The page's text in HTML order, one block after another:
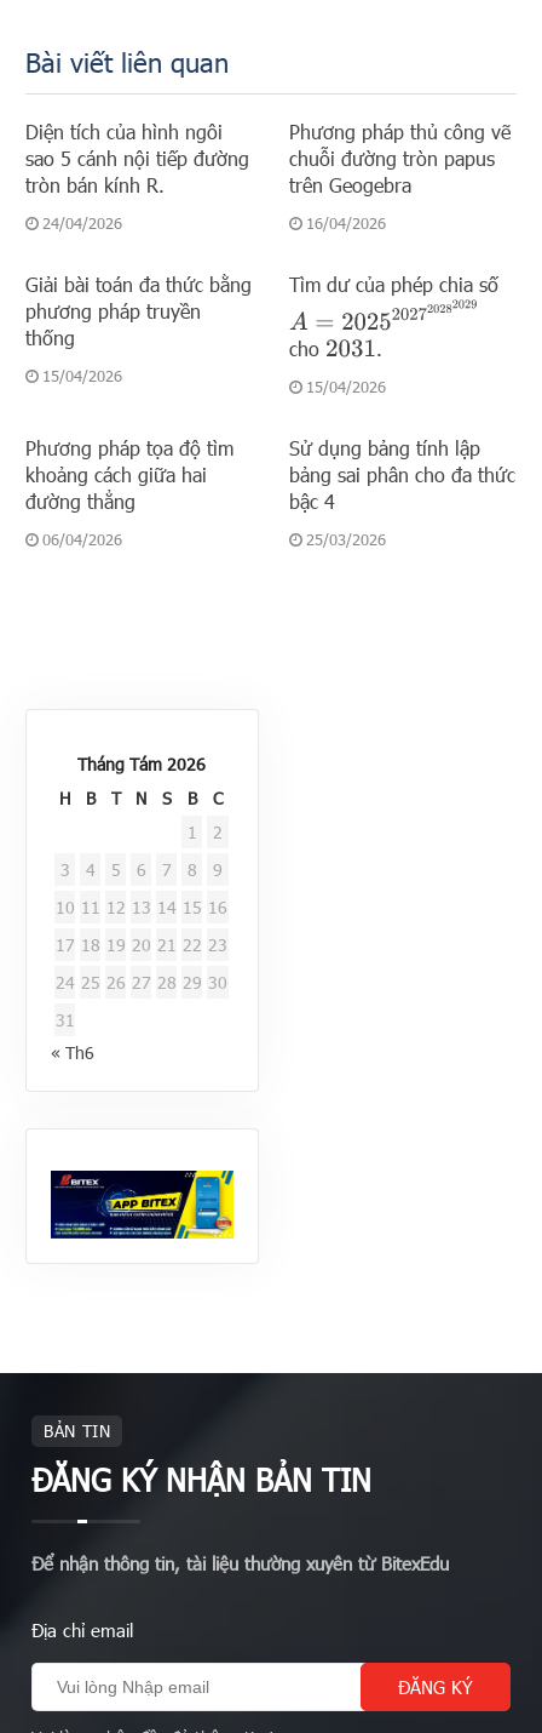
Bài viết liên quan
Diện tích của hình ngôi
sao 5 cánh nội tiếp đường
tròn bán kính R.
24/04/2026
Phương pháp thủ công vẽ
chuỗi đường tròn papus
trên Geogebra
16/04/2026
Giải bài toán đa thức bằng
phương pháp truyền
thống
15/04/2026
Tìm dư của phép chia số
A= 2025202720282029
cho 2031
15/04/2026
Phương pháp tọa độ tìm
khoảng cách giữa hai
đường thẳng
06/04/2026
Sử dụng bảng tính lập
bảng sai phân cho đa thức
bậc 4
25/03/2026
Tháng Tám 2026
H
B T N S B
C
1
2
3
4 5 6 7 8
9
10 11 12 13 14 15 16
17 18 19 20 21 22 23
24 25 26 27 28 29 30
31
« Th6
BẢN TIN
ĐĂNG KÝ NHẬN BẢN TIN
Để nhận thông tin, tài liệu thường xuyên từ BitexEdu
Địa chỉ email